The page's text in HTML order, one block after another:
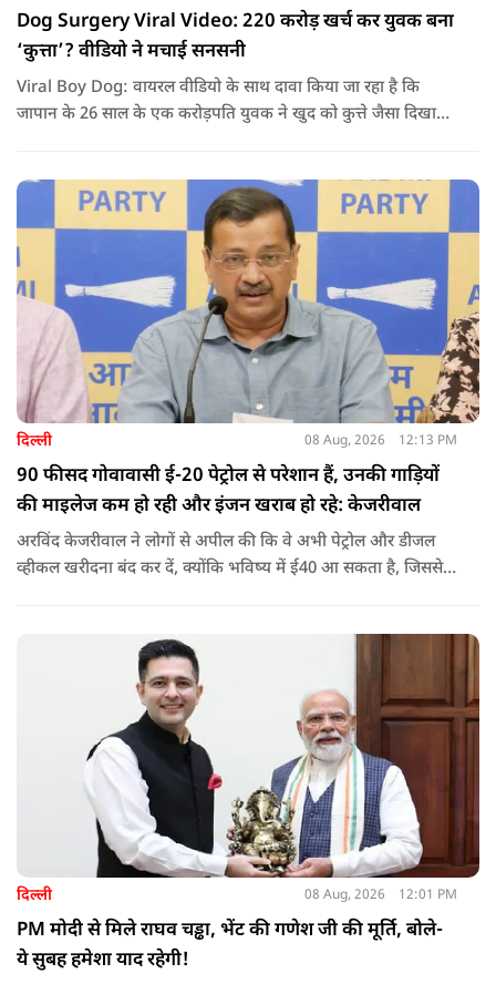
Dog Surgery Viral Video: 220 करोड़ खर्च कर युवक बना
‘कुत्ता’? वीडियो ने मचाई सनसनी
Viral Boy Dog: वायरल वीडियो के साथ दावा किया जा रहा है कि
जापान के 26 साल के एक करोड़पति युवक ने खुद को कुत्ते जैसा दिखाने
करवाईं और अब वह कुत्ते की तरह दिखने, चलने और रहने की कोशिश
करता है.
दिल्ली 08 Aug, 2026 12:13 PM
90 फीसद गोवावासी ई-20 पेट्रोल से परेशान हैं, उनकी गाड़ियों
की माइलेज कम हो रही और इंजन खराब हो रहे: केजरीवाल
अरविंद केजरीवाल ने लोगों से अपील की कि वे अभी पेट्रोल और डीजल
व्हीकल खरीदना बंद कर दें, क्योंकि भविष्य में ई40 आ सकता है, जिससे
दिल्ली 08 Aug, 2026 12:01 PM
PM मोदी से मिले राघव चड्ढा, भेंट की गणेश जी की मूर्ति, बोले-
ये सुबह हमेशा याद रहेगी!